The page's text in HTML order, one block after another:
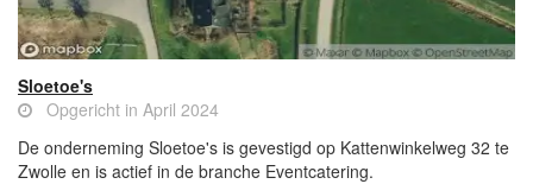
Sloetoe's
Opgericht in April 2024
De onderneming Sloetoe's is gevestigd op Kattenwinkelweg 32 te
Zwolle en is actief in de branche Eventcatering.